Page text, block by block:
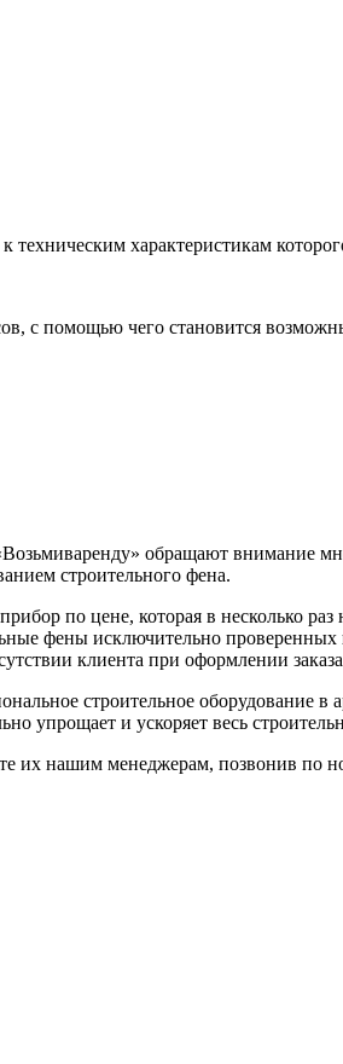
характеристикам
с помощью чего становится
обращают внимание
строительного фена.
по цене, которая в несколько
фены исключительно
клиента при оформлении
строительное оборудование
упрощает и ускоряет весь
их нашим менеджерам, позвонив по